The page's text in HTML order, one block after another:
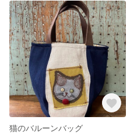
猫のバルーンバッグ